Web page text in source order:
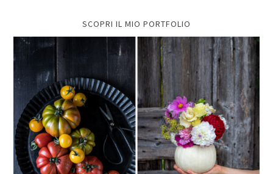
SCOPRI IL MIO PORTFOLIO